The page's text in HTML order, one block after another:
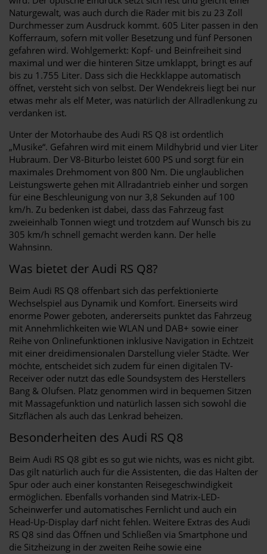
Naturgewalt, was auch durch die Räder mit bis zu 23 Zoll
Durchmesser zum Ausdruck kommt. 605 Liter passen in den
Kofferraum, sofern mit voller Besetzung und fünf Personen
gefahren wird. Wohlgemerkt: Kopf- und Beinfreiheit sind
maximal und wer die hinteren Sitze umklappt, bringt es auf
bis zu 1.755 Liter. Dass sich die Heckklappe automatisch
öffnet, versteht sich von selbst. Der Wendekreis liegt bei nur
etwas mehr als elf Meter, was natürlich der Allradlenkung zu
verdanken ist.
Unter der Motorhaube des Audi RS Q8 ist ordentlich
„Musike“. Gefahren wird mit einem Mildhybrid und vier Liter
Hubraum. Der V8-Biturbo leistet 600 PS und sorgt für ein
maximales Drehmoment von 800 Nm. Die unglaublichen
Leistungswerte gehen mit Allradantrieb einher und sorgen
für eine Beschleunigung von nur 3,8 Sekunden auf 100
km/h. Zu bedenken ist dabei, dass das Fahrzeug fast
zweieinhalb Tonnen wiegt und trotzdem auf Wunsch bis zu
305 km/h schnell gemacht werden kann. Der helle
Wahnsinn.
Was bietet der Audi RS Q8?
Beim Audi RS Q8 offenbart sich das perfektionierte
Wechselspiel aus Dynamik und Komfort. Einerseits wird
enorme Power geboten, andererseits punktet das Fahrzeug
mit Annehmlichkeiten wie WLAN und DAB+ sowie einer
Reihe von Onlinefunktionen inklusive Navigation in Echtzeit
mit einer dreidimensionalen Darstellung vieler Städte. Wer
möchte, entscheidet sich zudem für einen digitalen TV-
Receiver oder nutzt das edle Soundsystem des Herstellers
Bang & Olufsen. Platz genommen wird in bequemen Sitzen
mit Massagefunktion und natürlich lassen sich sowohl die
Sitzflächen als auch das Lenkrad beheizen.
Besonderheiten des Audi RS Q8
Beim Audi RS Q8 gibt es so gut wie nichts, was es nicht gibt.
Das gilt natürlich auch für die Assistenten, die das Halten der
Spur oder auch einer konstanten Reisegeschwindigkeit
ermöglichen. Ebenfalls vorhanden sind Matrix-LED-
Scheinwerfer und automatisches Fernlicht und auch ein
Head-Up-Display darf nicht fehlen. Weitere Extras des Audi
RS Q8 sind das Öffnen und Schließen via Smartphone und
die Sitzheizung in der zweiten Reihe sowie eine